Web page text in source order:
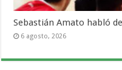
Sebastián Amato habló
6 agosto, 2026